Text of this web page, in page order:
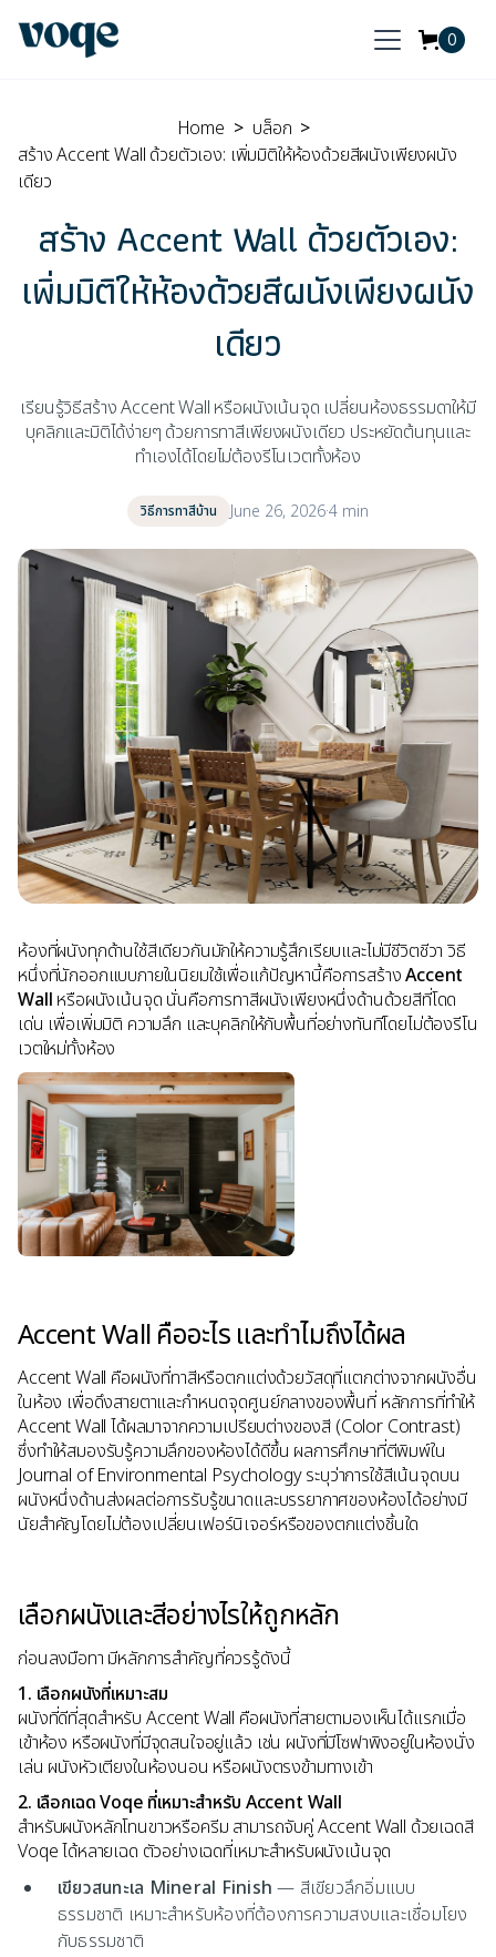
0
Home > บล็อก >
สร้าง Accent Wall ด้วยตัวเอง: เพิ่มมิติให้ห้องด้วยสีผนังเพียงผนัง
เดียว
สร้าง Accent Wall ด้วยตัวเอง:
เพิ่มมิติให้ห้องด้วยสีผนังเพียงผนัง
เดียว
เรียนรู้วิธีสร้าง Accent Wall หรือผนังเน้นจุด เปลี่ยนห้องธรรมดาให้มี
บุคลิกและมิติได้ง่ายๆ ด้วยการทาสีเพียงผนังเดียว ประหยัดต้นทุนและ
ทำเองได้โดยไม่ต้องรีโนเวตทั้งห้อง
วิธีการทาสีบ้าน June 26, 2026·4 min
ห้องที่ผนังทุกด้านใช้สีเดียวกันมักให้ความรู้สึกเรียบและไม่มีชีวิตชีวา วิธี
หนึ่งที่นักออกแบบภายในนิยมใช้เพื่อแก้ปัญหานี้คือการสร้างAccent
Wall หรือผนังเน้นจุด นั่นคือการทาสีผนังเพียงหนึ่งด้านด้วยสีที่โดด
เด่น เพื่อเพิ่มมิติ ความลึก และบุคลิกให้กับพื้นที่อย่างทันทีโดยไม่ต้องรีโน
เวตใหม่ทั้งห้อง
Accent Wall คืออะไร และทำไมถึงได้ผล
Accent Wall คือผนังที่ทาสีหรือตกแต่งด้วยวัสดุที่แตกต่างจากผนังอื่น
ในห้อง เพื่อดึงสายตาและกำหนดจุดศูนย์กลางของพื้นที่ หลักการที่ทำให้
Accent Wall ได้ผลมาจากความเปรียบต่างของสี (Color Contrast)
ซึ่งทำให้สมองรับรู้ความลึกของห้องได้ดีขึ้น ผลการศึกษาที่ตีพิมพ์ใน
Journal of Environmental Psychology ระบุว่าการใช้สีเน้นจุดบน
ผนังหนึ่งด้านส่งผลต่อการรับรู้ขนาดและบรรยากาศของห้องได้อย่างมี
นัยสำคัญโดยไม่ต้องเปลี่ยนเฟอร์นิเจอร์หรือของตกแต่งชิ้นใด
เลือกผนังและสีอย่างไรให้ถูกหลัก
ก่อนลงมือทา มีหลักการสำคัญที่ควรรู้ดังนี้
1. เลือกผนังที่เหมาะสม
ผนังที่ดีที่สุดสำหรับ Accent Wall คือผนังที่สายตามองเห็นได้แรกเมื่อ
เข้าห้อง หรือผนังที่มีจุดสนใจอยู่แล้ว เช่น ผนังที่มีโซฟาพิงอยู่ในห้องนั่ง
เล่น ผนังหัวเตียงในห้องนอน หรือผนังตรงข้ามทางเข้า
2. เลือกเฉด Voqe ที่เหมาะสำหรับ Accent Wall
สำหรับผนังหลักโทนขาวหรือครีม สามารถจับคู่ Accent Wall ด้วยเฉดสี
Voqe ได้หลายเฉด ตัวอย่างเฉดที่เหมาะสำหรับผนังเน้นจุด
เขียวสนทะเล Mineral Finish — สีเขียวลึกอิ่มแบบ
ธรรมชาติ เหมาะสำหรับห้องที่ต้องการความสงบและเชื่อมโยง
กับธรรมชาติ